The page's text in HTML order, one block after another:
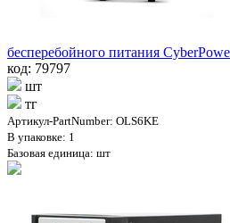
бесперебойного питания
код: 79797
шт
тг
Артикул-PartNumber: OLS6KE
В упаковке: 1
Базовая единица: шт